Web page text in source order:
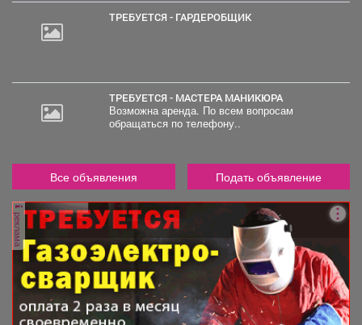
ТРЕБУЕТСЯ - ГАРДЕРОБЩИК
ТРЕБУЕТСЯ - МАСТЕРА МАНИКЮРА
Возможна аренда. По всем вопросам
обращаться по телефону..
Все объявления Подать объявление
реклама